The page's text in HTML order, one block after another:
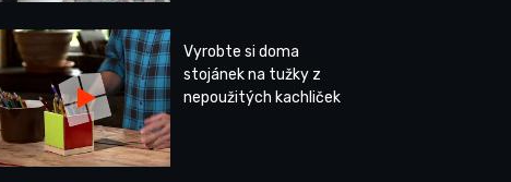
Vyrobte si doma
stojánek na tužky z
nepoužitých kachliček